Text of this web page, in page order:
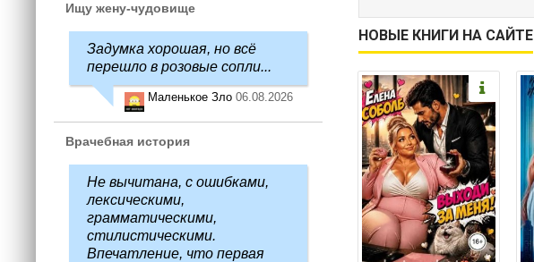
НОВЫЕ КНИГИ НА САЙТЕ
Ищу жену-чудовище
Задумка хорошая, но всё
перешло в розовые сопли...
Маленькое Зло 06.08.2026
Врачебная история
Не вычитана, с ошибками,
лексическими,
грамматическими,
стилистическими.
Впечатление, что первая